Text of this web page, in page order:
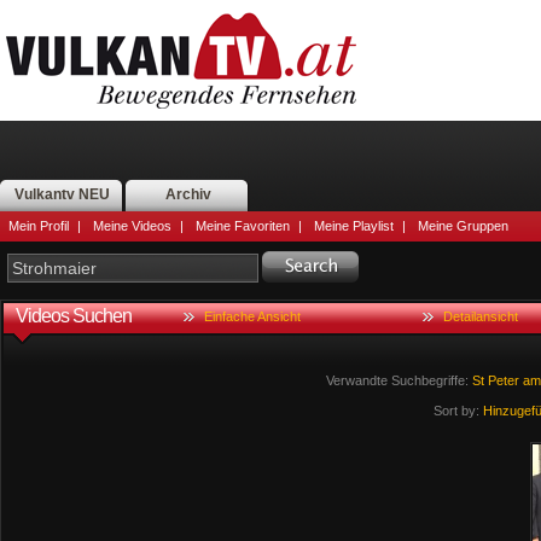
Vulkantv NEU Archiv
Mein Profil | Meine Videos | Meine Favoriten | Meine Playlist | Meine Gruppen
Videos Suchen Einfache Ansicht Detailansicht
Verwandte Suchbegriffe: St Peter am
Sort by: